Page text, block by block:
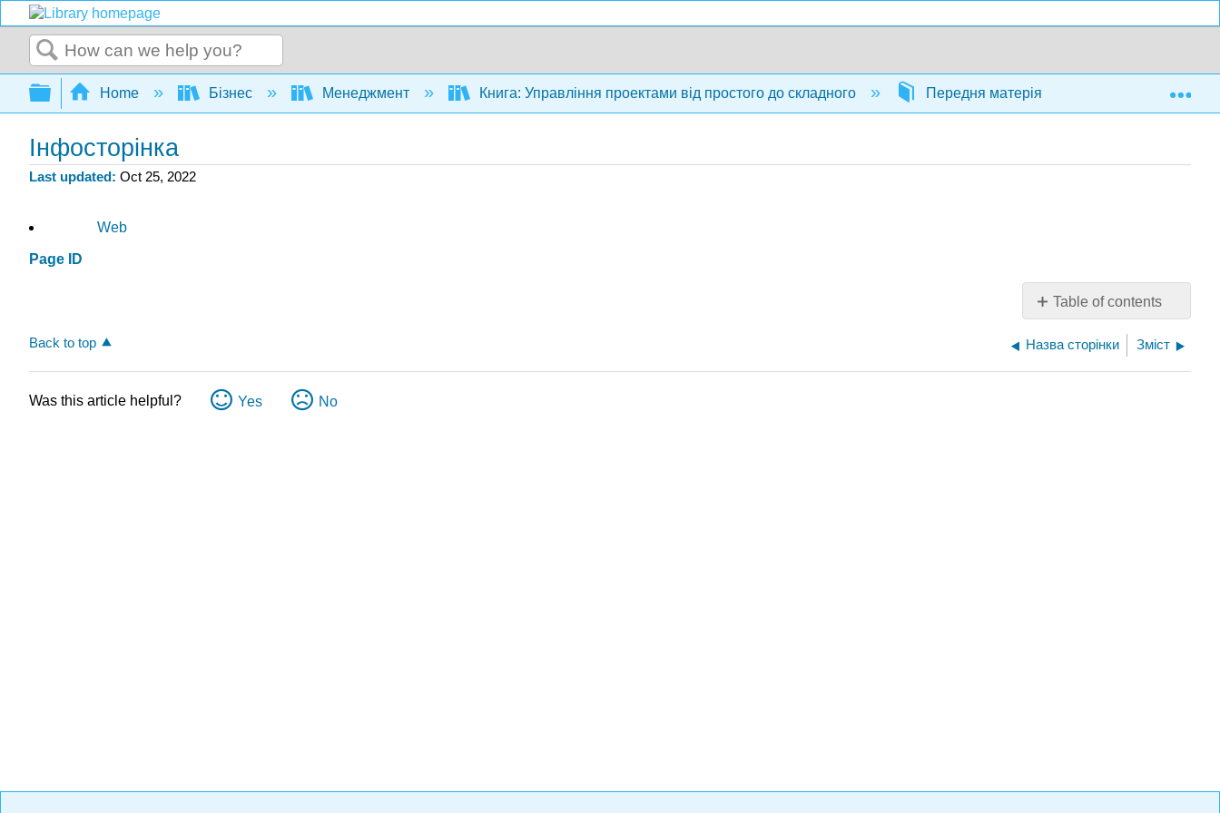
Search
Expand/collapse global hierarchy
Home Бізнес Менеджмент Книга: Управління проектами від простого до складного Передня матерія Інфосторінка
Інфосторінка
Last updated Oct 25, 2022
Page ID
Table of contents
No
headers
Web
Back to top Назва сторінки Зміст
Was this article helpful? Yes No